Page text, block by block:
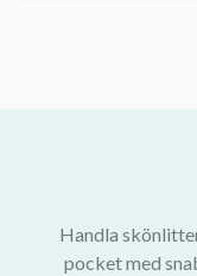
Handla
pocket med